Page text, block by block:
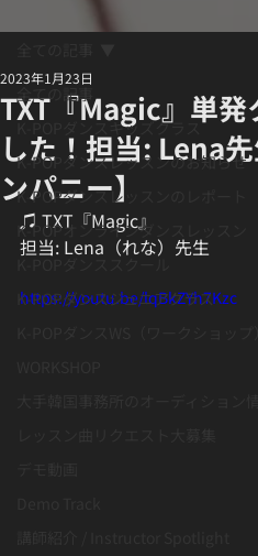
全ての記事
K-POPダンスキッズクラス
K-POPダンスレッスンのお知らせ
K-POPダンスレッスンのレポート
K-POPオンラインダンスレッスン
K-POPダンススクール
K-POPダンスジュニアクラス
TXT『Magic』単発
した！担当: Lena
ンパニー】
2023年1月23日
♫ TXT『Magic』
担当: Lena（れな）先生
https://youtu.be/lqBkZYh7Kzc